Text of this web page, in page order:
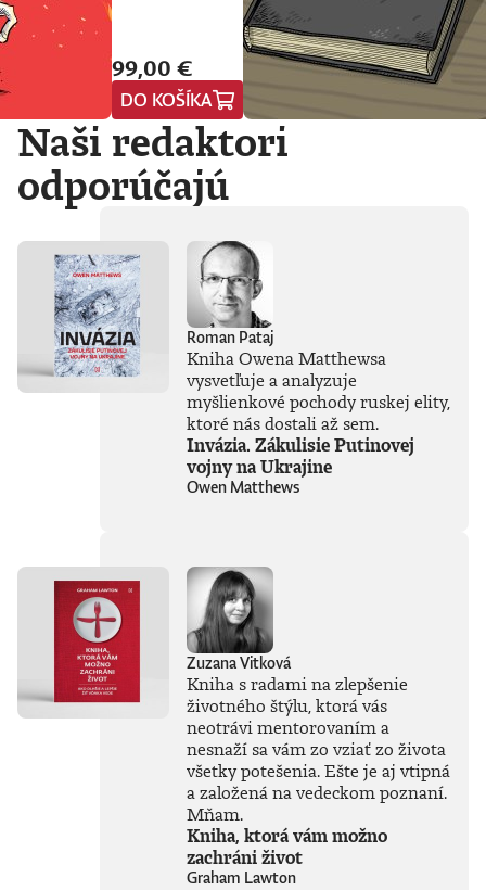
99,00 €
DO KOŠÍKA
Naši redaktori
odporúčajú
Roman Pataj
Kniha Owena Matthewsa
vysvetľuje a analyzuje
myšlienkové pochody ruskej elity,
ktoré nás dostali až sem.
Invázia. Zákulisie Putinovej
vojny na Ukrajine
Owen Matthews
Zuzana Vitková
Kniha s radami na zlepšenie
životného štýlu, ktorá vás
neotrávi mentorovaním a
nesnaží sa vám zo vziať zo života
všetky potešenia. Ešte je aj vtipná
a založená na vedeckom poznaní.
Mňam.
Kniha, ktorá vám možno
zachráni život
Graham Lawton